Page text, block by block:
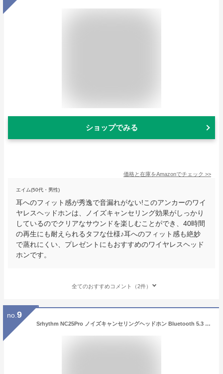
ショップでみる
価格と在庫をAmazonでチェック >>
エイム(50代・男性)
耳へのフィット感が秀逸で音漏れがない!このアンカーのワイ
ヤレスヘッドホンは、ノイズキャンセリング効果がしっかり
しているのでクリアなサウンドを楽しむことができ、40時間
の再生にも耐えられるタフな仕様♪耳へのフィット感も絶妙
で蒸れにくい、プレゼントにもおすすめのワイヤレスヘッド
ホンです。
全てのおすすめコメント（2件）
no. 9
Srhythm NC25Pro ノイズキャンセリングヘッドホン Bluetooth 5.3 ワイヤレスヘッドホン オーバーイヤー 超軽量 折りたたみ式 低遅延 40時間音楽再生 無線/3.5mm AUX有線両用 シルバー